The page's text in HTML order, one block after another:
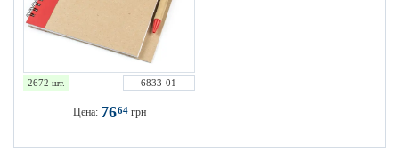
2672 шт. 6833-01
Цена: 7664грн